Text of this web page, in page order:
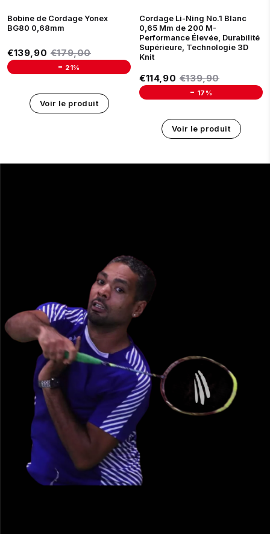
Bobine de Cordage Yonex
BG80 0,68mm
Prix réduit
€139,90 €139,90
Prix régulier
€179,00€179,00
- 21%
Voir le produit
Cordage Li-Ning No.1 Blanc
0,65 Mm de 200 M-
Performance Élevée, Durabilité
Supérieure, Technologie 3D
Knit
Prix réduit
€114,90 €114,90
Prix régulier
€139,90€139,90
- 17%
Voir le produit